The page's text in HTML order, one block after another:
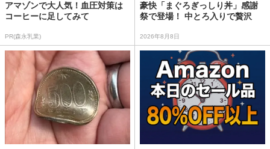
アマゾンで大人気！血圧対策は
コーヒーに足してみて
PR(森永乳業)
豪快「まぐろぎっしり丼」感謝
祭で登場！ 中とろ入りで贅沢
2026年8月8日